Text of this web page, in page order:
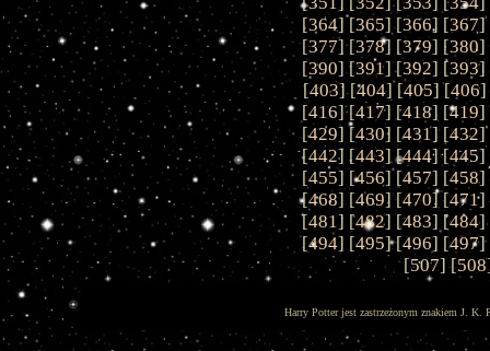
[364] [365] [366] [367]
[377] [378] [379] [380]
[390] [391] [392] [393]
[403] [404] [405] [406]
[416] [417] [418] [419]
[429] [430] [431] [432]
[442] [443] [444] [445]
[455] [456] [457] [458]
[468] [469] [470] [471]
[481] [482] [483] [484]
[494] [495] [496] [497]
[507] [508
Harry Potter jest zastrzeżonym znakiem J. K.